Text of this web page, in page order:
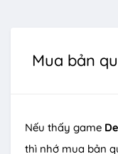
Mua bản
Nếu thấy game
thì nhớ mua bản